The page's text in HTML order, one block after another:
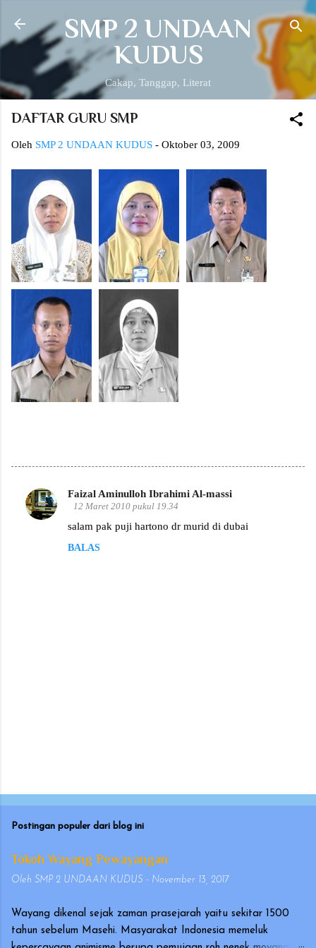
Langsung ke konten utama
SMP 2 UNDAAN
KUDUS
Cakap, Tanggap, Literat
DAFTAR GURU SMP
Oleh SMP 2 UNDAAN KUDUS - Oktober 03, 2009
K
Faizal Aminulloh Ibrahimi Al-massi
12 Maret 2010 pukul 19.34
salam pak puji hartono dr murid di dubai
BALAS
t
g
K
o
n
t
a
Postingan populer dari blog ini
Tokoh Wayang Pewayangan
Oleh SMP 2 UNDAAN KUDUS - November 13, 2017
Wayang dikenal sejak zaman prasejarah yaitu sekitar 1500
tahun sebelum Masehi. Masyarakat Indonesia memeluk